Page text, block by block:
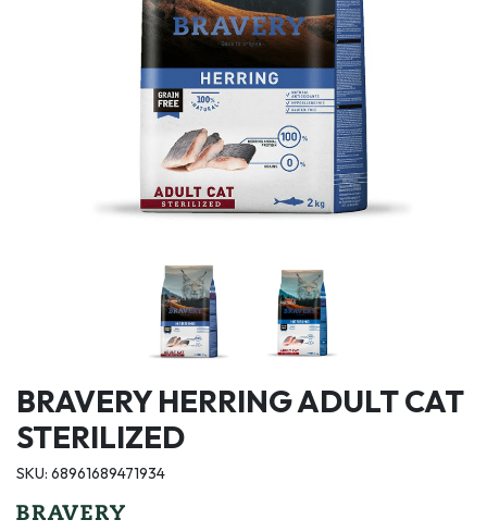
BRAVERY HERRING ADULT CAT
STERILIZED
SKU: 68961689471934